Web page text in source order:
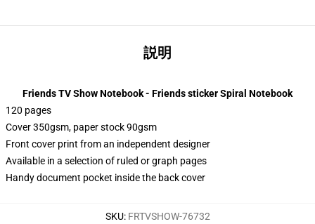
説明
Friends TV Show Notebook - Friends sticker Spiral Notebook
120 pages
Cover 350gsm, paper stock 90gsm
Front cover print from an independent designer
Available in a selection of ruled or graph pages
Handy document pocket inside the back cover
SKU: FRTVSHOW-76732